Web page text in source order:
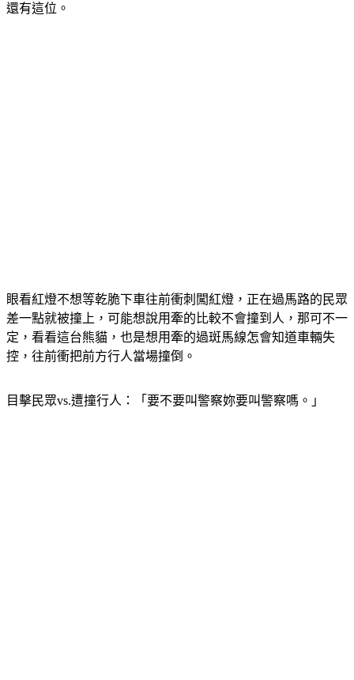
還有這位。
眼看紅燈不想等乾脆下車往前衝刺闖紅燈，正在過馬路的民眾
差一點就被撞上，可能想說用牽的比較不會撞到人，那可不一
定，看看這台熊貓，也是想用牽的過斑馬線怎會知道車輛失
控，往前衝把前方行人當場撞倒。
目擊民眾vs.遭撞行人：「要不要叫警察妳要叫警察嗎。」